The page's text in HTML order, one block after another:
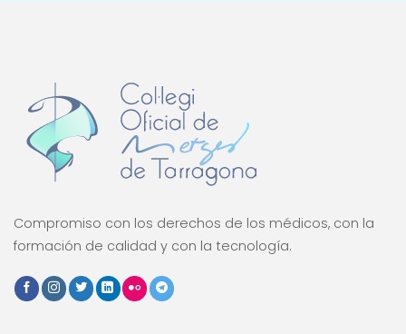
Compromiso con los derechos de los médicos, con la
formación de calidad y con la tecnología.